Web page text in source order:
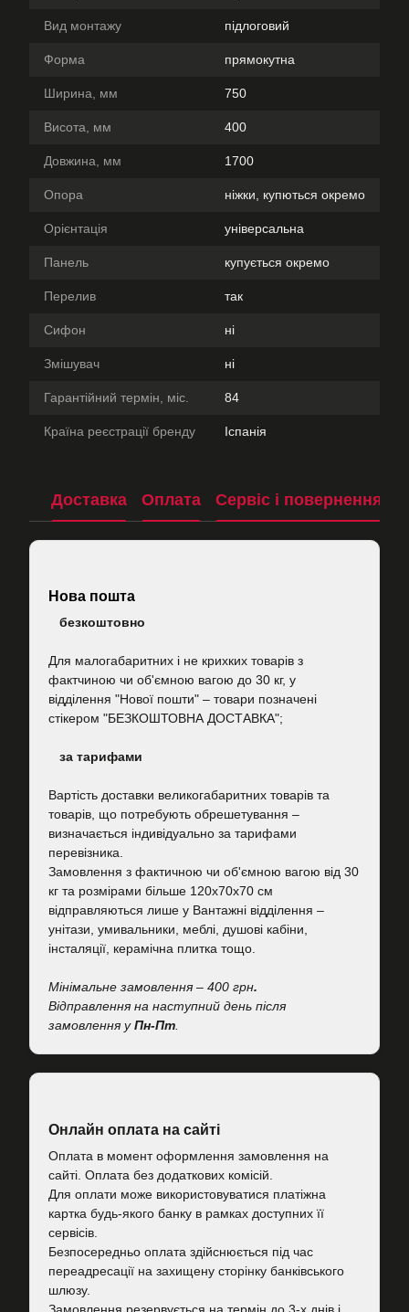
Вид монтажу підлоговий
Форма прямокутна
Ширина, мм 750
Висота, мм 400
Довжина, мм 1700
Опора ніжки, купються окремо
Орієнтація універсальна
Панель купується окремо
Перелив так
Сифон ні
Змішувач ні
Гарантійний термін, міс. 84
Країна реєстрації бренду Іспанія
Доставка Оплата Сервіс і повернення
Нова пошта
безкоштовно
Для малогабаритних і не крихких товарів з
фактчиною чи об'ємною вагою до 30 кг, у
відділення "Нової пошти" – товари позначені
стікером "БЕЗКОШТОВНА ДОСТАВКА";
за тарифами
Вартість доставки великогабаритних товарів та
товарів, що потребують обрешетування –
визначається індивідуально за тарифами
перевізника.
Замовлення з фактичною чи об'ємною вагою від 30
кг та розмірами більше 120х70х70 см
відправляються лише у Вантажні відділення –
унітази, умивальники, меблі, душові кабіни,
інсталяції, керамічна плитка тощо.
Мінімальне замовлення – 400 грн.
Відправлення на наступний день після
замовлення уПн-Пт
Онлайн оплата на сайті
Оплата в момент оформлення замовлення на
сайті. Оплата без додаткових комісій.
Для оплати може використовуватися платіжна
картка будь-якого банку в рамках доступних її
сервісів.
Безпосередньо оплата здійснюється під час
переадресації на захищену сторінку банківського
шлюзу.